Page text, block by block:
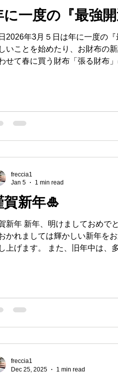
す。 成長と発展を促す色 緑は新芽や若葉の色であ
物事が成長する力を持っていま
ことで、金銭面でも「増える
せることができます。 心の安定をも
ス効果が高く、冷静な判断を助
においても冷静さは重要なの
に一度の『最強開
2026年3月５日は年に一度の
いことを始めたり、お財布の
せて春に買う財布「張る財布
賀新年🎍
新年 新年、明けましておめで
かれましては輝かしい新年を
上げます。 また、旧年中は、
ご挨拶とさせていただきます
たします！ #新年のごあいさ
freccia1
Jan 5
1 min read
freccia1
Dec 25, 2025
1 min read